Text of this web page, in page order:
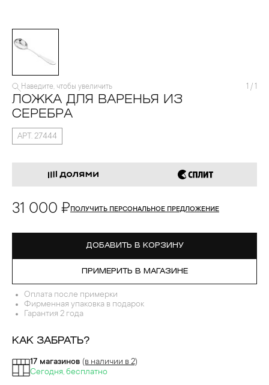
Наведите, чтобы увеличить 1 / 1
ЛОЖКА ДЛЯ ВАРЕНЬЯ ИЗ
СЕРЕБРА
АРТ. 27444
31 000 ₽ ПОЛУЧИТЬ ПЕРСОНАЛЬНОЕ ПРЕДЛОЖЕНИЕ
ДОБАВИТЬ В КОРЗИНУ
ПРИМЕРИТЬ В МАГАЗИНЕ
Оплата после примерки
Фирменная упаковка в подарок
Гарантия 2 года
КАК ЗАБРАТЬ?
17 магазинов (в наличии в 2)
Сегодня, бесплатно